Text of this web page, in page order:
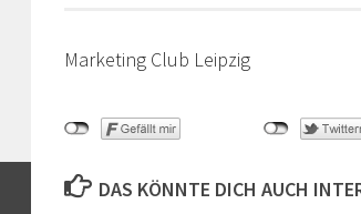
Marketing Club Leipzig
DAS KÖNNTE DICH AUCH